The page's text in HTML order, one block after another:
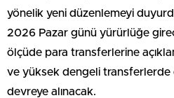
yönelik yeni düzenlemeyi
2026 Pazar günü yürürlüğe
ölçüde para transferlerine
ve yüksek dengeli transferlerde
devreye alınacak.